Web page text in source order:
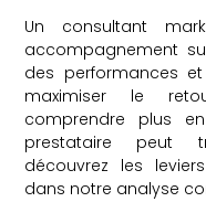
Un consultant
accompagnement
des performances
maximiser le
comprendre plus
prestataire peut
découvrez les
dans notre analyse